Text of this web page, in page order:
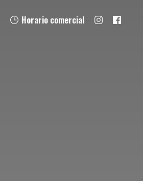
Horario comercial